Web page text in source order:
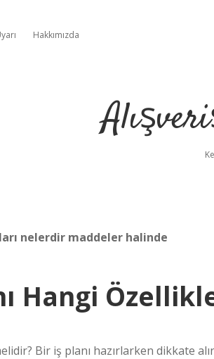
Hakkımızda
nelerdir maddeler halinde
Hangi
Bir iş planı hazırlarken dikkate